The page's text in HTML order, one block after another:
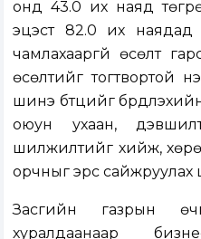
онд 43.0 их наяд
эцэст 82.0 их наядад
чамлахааргүй өсөлт
өсөлтийг тогтвортой
шинэ бүтцийг
оюун ухаан,
шилжилтийг хийж,
орчныг эрс сайжруулах
Засгийн газрын
хуралдаанаар